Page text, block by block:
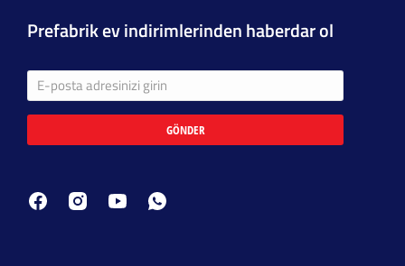
Prefabrik ev indirimlerinden haberdar ol
GÖNDER